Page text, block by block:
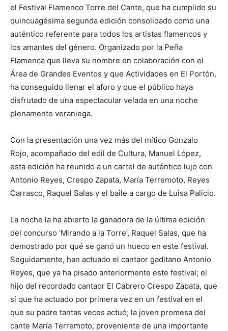
el Festival Flamenco Torre del Cante, que ha cumplido su
quincuagésima segunda edición consolidado como una
auténtico referente para todos los artistas flamencos y
los amantes del género. Organizado por la Peña
Flamenca que lleva su nombre en colaboración con el
Área de Grandes Eventos y que Actividades en El Portón,
ha conseguido llenar el aforo y que el público haya
disfrutado de una espectacular velada en una noche
plenamente veraniega.
Con la presentación una vez más del mítico Gonzalo
Rojo, acompañado del edil de Cultura, Manuel López,
esta edición ha reunido a un cartel de auténtico lujo con
Antonio Reyes, Crespo Zapata, María Terremoto, Reyes
Carrasco, Raquel Salas y el baile a cargo de Luisa Palicio.
La noche la ha abierto la ganadora de la última edición
del concurso ‘Mirando a la Torre’, Raquel Salas, que ha
demostrado por qué se ganó un hueco en este festival.
Seguidamente, han actuado el cantaor gaditano Antonio
Reyes, que ya ha pisado anteriormente este festival; el
hijo del recordado cantaor El Cabrero Crespo Zapata, que
sí que ha actuado por primera vez en un festival en el
que su padre tantas veces actuó; la joven promesa del
cante María Terremoto, proveniente de una importante